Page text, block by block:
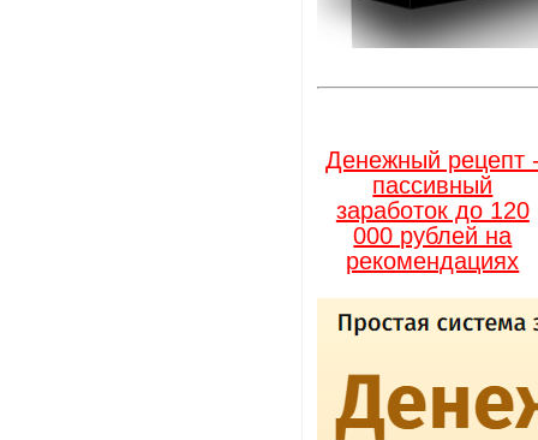
Денежный рецепт
пассивный
заработок до 120
000 рублей на
рекомендациях